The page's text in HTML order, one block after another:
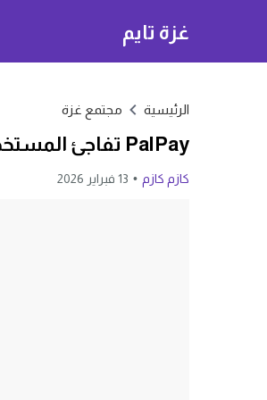
غزة تايم
الرئيسية مجتمع غزة
PalPay تفاجئ المستخدمين بتوقف مؤقت لبعض الخدمات في هذا الموعد
كازم كازم 13 فبراير 2026